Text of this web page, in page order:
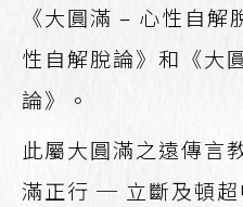
《大圓滿 – 心性自
性自解脫論》和《大
論》。
此屬大圓滿之遠傳言
滿正行 ─ 立斷及頓